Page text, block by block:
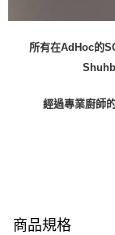
所有在AdHoc的
經過專業廚師
商品規格